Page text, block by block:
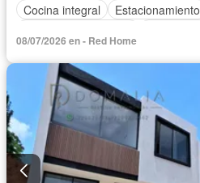
Cocina integral
Estacionamiento
08/07/2026 en - Red Home